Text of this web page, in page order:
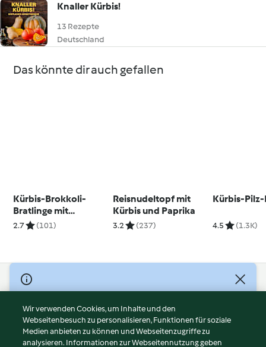
Knaller Kürbis!
13 Rezepte
Deutschland
Das könnte dir auch gefallen
Kürbis-Brokkoli-
Bratlinge mit
Kräuterdip
2.7 (101)
Reisnudeltopf mit
Kürbis und Paprika
3.2 (237)
Kürbis-Pilz-
4.5 (1.3K)
© Copyright 2026
Nutzungsbedingungen
Datenschutzrichtlinien
Disclaimer
Wir verwenden Cookies, um Inhalte und den
Webseitenbesuch zu personalisieren, Funktionen für soziale
Medien anbieten zu können und Webseitenzugriffe zu
analysieren. Informationen zur Webseitennutzung geben